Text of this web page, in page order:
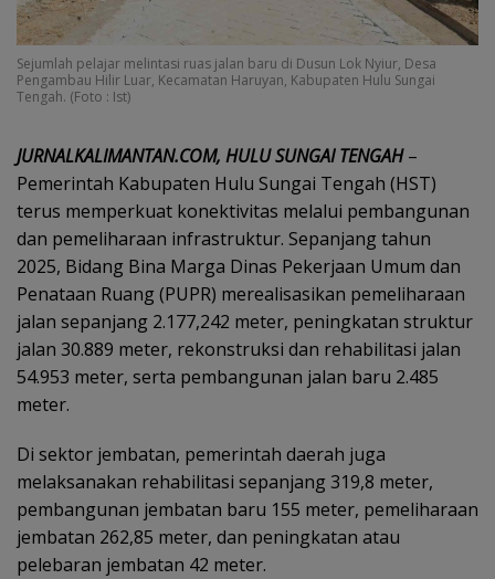
Sejumlah pelajar melintasi ruas jalan baru di Dusun Lok Nyiur, Desa
Pengambau Hilir Luar, Kecamatan Haruyan, Kabupaten Hulu Sungai
Tengah. (Foto : Ist)
JURNALKALIMANTAN.COM, HULU SUNGAI TENGAH–
Pemerintah Kabupaten Hulu Sungai Tengah (HST)
terus memperkuat konektivitas melalui pembangunan
dan pemeliharaan infrastruktur. Sepanjang tahun
2025, Bidang Bina Marga Dinas Pekerjaan Umum dan
Penataan Ruang (PUPR) merealisasikan pemeliharaan
jalan sepanjang 2.177,242 meter, peningkatan struktur
jalan 30.889 meter, rekonstruksi dan rehabilitasi jalan
54.953 meter, serta pembangunan jalan baru 2.485
meter.
Di sektor jembatan, pemerintah daerah juga
melaksanakan rehabilitasi sepanjang 319,8 meter,
pembangunan jembatan baru 155 meter, pemeliharaan
jembatan 262,85 meter, dan peningkatan atau
pelebaran jembatan 42 meter.